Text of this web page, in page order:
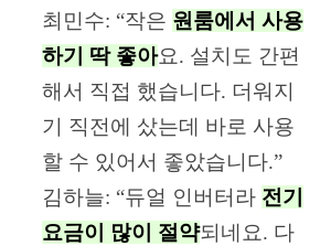
최민수: “작은 원룸에서 사용
하기 딱 좋아요. 설치도 간편
해서 직접 했습니다. 더워지
기 직전에 샀는데 바로 사용
할 수 있어서 좋았습니다.”
김하늘: “듀얼 인버터라 전기
요금이 많이 절약되네요. 다